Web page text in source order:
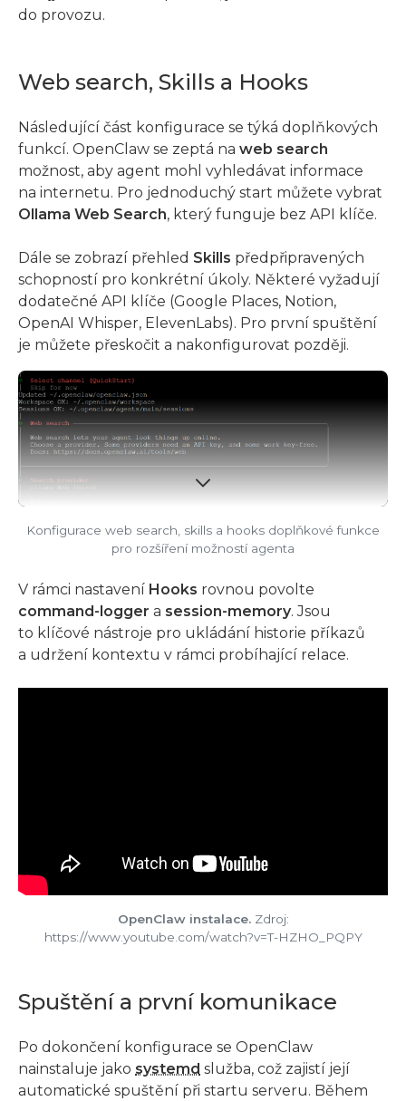
do provozu.
Web search, Skills a Hooks
Následující část konfigurace se týká doplňkových
funkcí. OpenClaw se zeptá na web search
možnost, aby agent mohl vyhledávat informace
na internetu. Pro jednoduchý start můžete vybrat
Ollama Web Search, který funguje bez API klíče.
Dále se zobrazí přehled Skills předpřipravených
schopností pro konkrétní úkoly. Některé vyžadují
dodatečné API klíče (Google Places, Notion,
OpenAI Whisper, ElevenLabs). Pro první spuštění
je můžete přeskočit a nakonfigurovat později.
Konfigurace web search, skills a hooks doplňkové funkce
pro rozšíření možností agenta
V rámci nastavení Hooks rovnou povolte
command-logger a session-memory. Jsou
to klíčové nástroje pro ukládání historie příkazů
a udržení kontextu v rámci probíhající relace.
OpenClaw instalace.Zdroj:
https://www.youtube.com/watch?v=T-HZHO_PQPY
Spuštění a první komunikace
Po dokončení konfigurace se OpenClaw
nainstaluje jako systemd služba, což zajistí její
automatické spuštění při startu serveru. Během